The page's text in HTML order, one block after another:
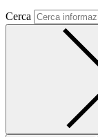
Cerca